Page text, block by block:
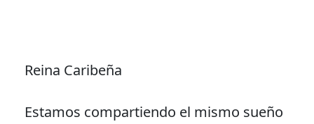
Reina Caribeña
Estamos compartiendo el mismo sueño